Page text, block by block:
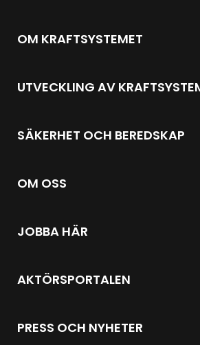
OM KRAFTSYSTEMET
UTVECKLING AV
SÄKERHET OCH BEREDSKAP
OM OSS
JOBBA HÄR
AKTÖRSPORTALEN
PRESS OCH NYHETER